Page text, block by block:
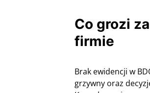
Co grozi
firmie
Brak ewidencji w
grzywny oraz